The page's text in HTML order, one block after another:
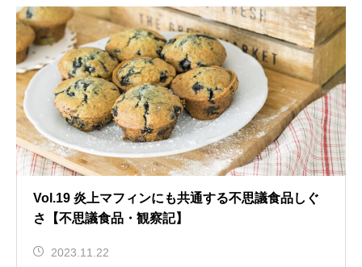
Vol.19 炎上マフィンにも共通する不思議食品しぐ
さ【不思議食品・観察記】
2023.11.22